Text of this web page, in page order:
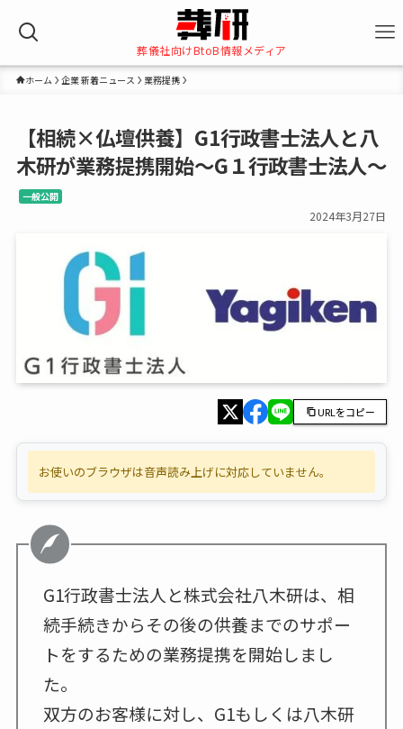
葬儀社向けBtoB情報メディア
ホーム 企業 新着ニュース 業務提携
【相続×仏壇供養】G1行政書士法人と八
木研が業務提携開始～G１行政書士法人～
一般公開
2024年3月27日
URLをコピー
お使いのブラウザは音声読み上げに対応していません。
G1行政書士法人と株式会社八木研は、相
続手続きからその後の供養までのサポー
トをするための業務提携を開始しまし
た。
双方のお客様に対し、G1もしくは八木研